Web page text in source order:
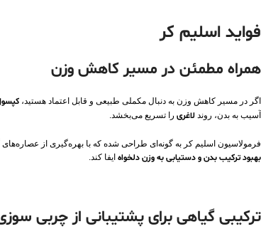
فواید اسلیم کر
همراه مطمئن در مسیر کاهش وزن
اگر در مسیر کاهش وزن به دنبال مکملی طبیعی و قابل اعتماد هستید،
آسیب به بدن، روند لاغری را تسریع می‌بخشد.
فرمولاسیون اسلیم کر به گونه‌ای طراحی شده که با بهره‌گیری از عصاره‌های
بهبود ترکیب بدن و دستیابی به وزن دلخواه ایفا کند.
ترکیبی گیاهی برای پشتیبانی از چربی‌